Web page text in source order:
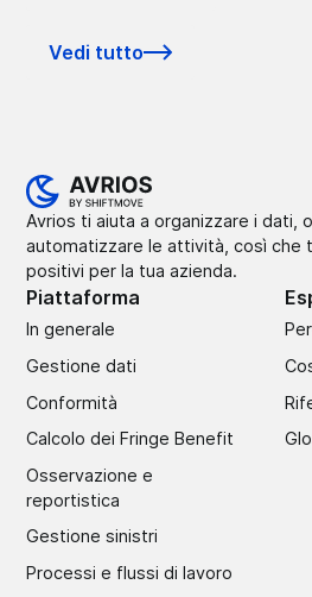
Vedi tutto
Avrios ti aiuta a organizzare i dati,
automatizzare le attività, così che
positivi per la tua azienda.
Piattaforma
In generale
Gestione dati
Conformità
Calcolo dei Fringe Benefit
Osservazione e
reportistica
Gestione sinistri
Processi e flussi di lavoro